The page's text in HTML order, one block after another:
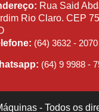
Rua Said
Rio Claro. CEP
(64) 3632 - 2070
(64) 9 9988 -
- Todos os